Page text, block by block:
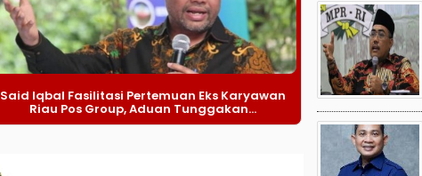
Said Iqbal Fasilitasi Pertemuan Eks Karyawan
Riau Pos Group, Aduan Tunggakan...